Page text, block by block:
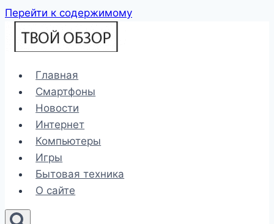
Перейти к содержимому
Главная
Смартфоны
Новости
Интернет
Компьютеры
Игры
Бытовая техника
О сайте